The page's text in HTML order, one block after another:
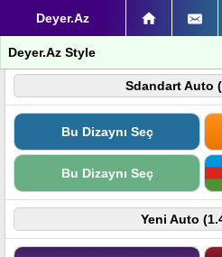
Deyer.Az
Deyer.Az Style
Sdandart Auto
Bu Dizaynı Seç
Bu Dizaynı Seç
Yeni Auto